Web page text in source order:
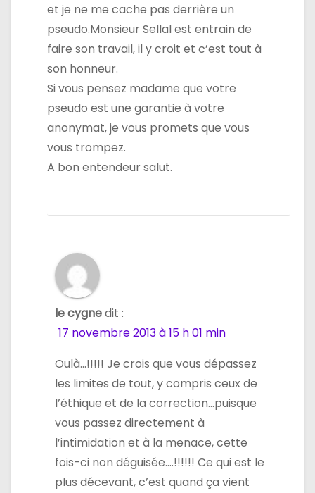
et je ne me cache pas derrière un
pseudo.Monsieur Sellal est entrain de
faire son travail, il y croit et c’est tout à
son honneur.
Si vous pensez madame que votre
pseudo est une garantie à votre
anonymat, je vous promets que vous
vous trompez.
A bon entendeur salut.
le cygnedit :
17 novembre 2013 à 15 h 01 min
Oulà…!!!!! Je crois que vous dépassez
les limites de tout, y compris ceux de
l’éthique et de la correction…puisque
vous passez directement à
l’intimidation et à la menace, cette
fois-ci non déguisée….!!!!!! Ce qui est le
plus décevant, c’est quand ça vient